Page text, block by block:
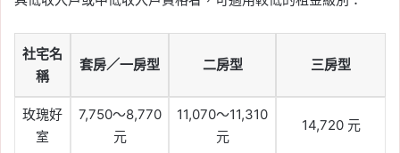
社宅名
稱
套房／一房型 二房型 三房型
玫瑰好
室
7,750～8,770
元
11,070～11,310
元
14,720 元